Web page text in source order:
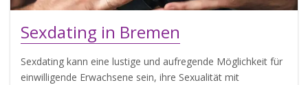
Sexdating in Bremen
Sexdating kann eine lustige und aufregende Möglichkeit für
einwilligende Erwachsene sein, ihre Sexualität mit